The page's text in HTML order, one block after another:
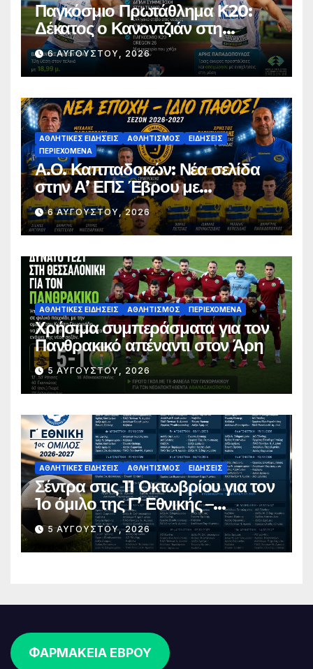
Παγκόσμιο Πρωτάθλημα Κ20:
Δέκατος ο Κανοντζιάν στη
σφαιροβολία – Άτυχος ο
Παπαδόπουλος στον τελικό
6 ΑΥΓΟΎΣΤΟΥ, 2026
ΑΘΛΗΤΙΚΈΣ ΕΙΔΉΣΕΙΣ ΑΘΛΗΤΙΣΜΌΣ
ΕΙΔΉΣΕΙΣ
ΠΕΡΙΕΧΌΜΕΝΑ
Α.Ο. Καππαδοκών: Νέα σελίδα
στην Α’ ΕΠΣ Έβρου με
φιλοδοξίες, σταθερότητα και
επένδυση στη νέα γενιά
6 ΑΥΓΟΎΣΤΟΥ, 2026
ΑΘΛΗΤΙΚΈΣ ΕΙΔΉΣΕΙΣ ΑΘΛΗΤΙΣΜΌΣ ΠΕΡΙΕΧΌΜΕΝΑ
Χρήσιμα συμπεράσματα για τον
Πανθρακικό απέναντι στον Άρη
5 ΑΥΓΟΎΣΤΟΥ, 2026
ΑΘΛΗΤΙΚΈΣ ΕΙΔΉΣΕΙΣ ΑΘΛΗΤΙΣΜΌΣ ΕΙΔΉΣΕΙΣ
Σέντρα στις 11 Οκτωβρίου για τον
1ο όμιλο της Γ’ Εθνικής –
Ανακοινώθηκε το πλήρες
πρόγραμμα
5 ΑΥΓΟΎΣΤΟΥ, 2026
ΦΑΡΜΑΚΕΙΑ ΕΒΡΟΥ